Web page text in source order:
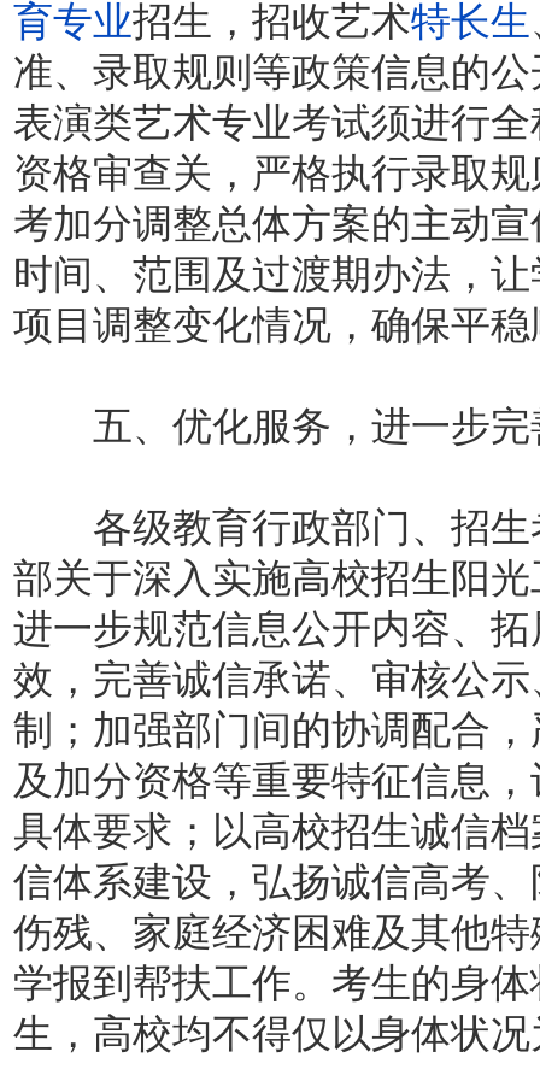
育专业招生，招收艺术特长生
准、录取规则等政策信息的
表演类艺术专业考试须进行
资格审查关，严格执行录取
考加分调整总体方案的主动
时间、范围及过渡期办法，
项目调整变化情况，确保平
五、优化服务，进一步完
各级教育行政部门、招生
部关于深入实施高校招生阳
进一步规范信息公开内容、
效，完善诚信承诺、审核公
制；加强部门间的协调配合
及加分资格等重要特征信息
具体要求；以高校招生诚信
信体系建设，弘扬诚信高考
伤残、家庭经济困难及其他
学报到帮扶工作。考生的身
生，高校均不得仅以身体状